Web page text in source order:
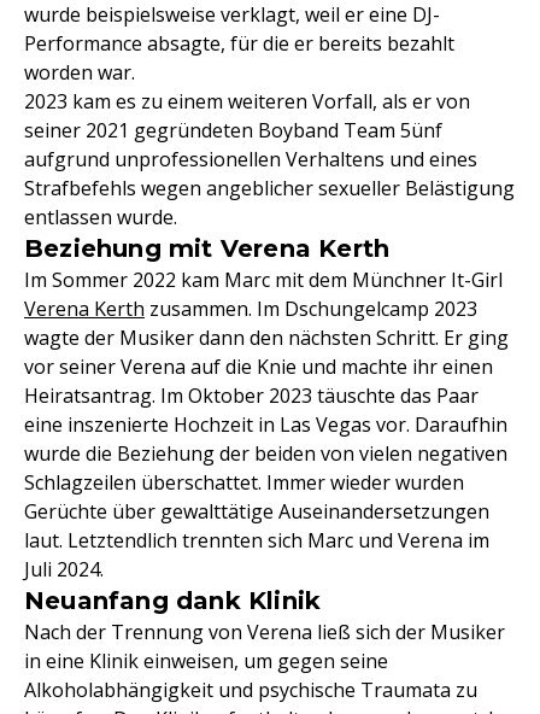
wurde beispielsweise verklagt, weil er eine DJ-
Performance absagte, für die er bereits bezahlt
worden war.
2023 kam es zu einem weiteren Vorfall, als er von
seiner 2021 gegründeten Boyband Team 5ünf
aufgrund unprofessionellen Verhaltens und eines
Strafbefehls wegen angeblicher sexueller Belästigung
entlassen wurde.
Beziehung mit Verena Kerth
Im Sommer 2022 kam Marc mit dem Münchner It-Girl
Verena Kerth zusammen. Im Dschungelcamp 2023
wagte der Musiker dann den nächsten Schritt. Er ging
vor seiner Verena auf die Knie und machte ihr einen
Heiratsantrag. Im Oktober 2023 täuschte das Paar
eine inszenierte Hochzeit in Las Vegas vor. Daraufhin
wurde die Beziehung der beiden von vielen negativen
Schlagzeilen überschattet. Immer wieder wurden
Gerüchte über gewalttätige Auseinandersetzungen
laut. Letztendlich trennten sich Marc und Verena im
Juli 2024.
Neuanfang dank Klinik
Nach der Trennung von Verena ließ sich der Musiker
in eine Klinik einweisen, um gegen seine
Alkoholabhängigkeit und psychische Traumata zu